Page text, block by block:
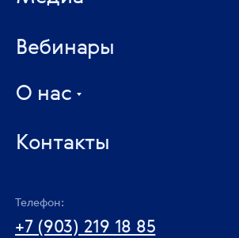
Контакты
+7 (903) 219 18 85
Вебинары
О нас
Телефон: